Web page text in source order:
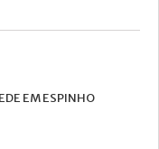
EM ESPINHO